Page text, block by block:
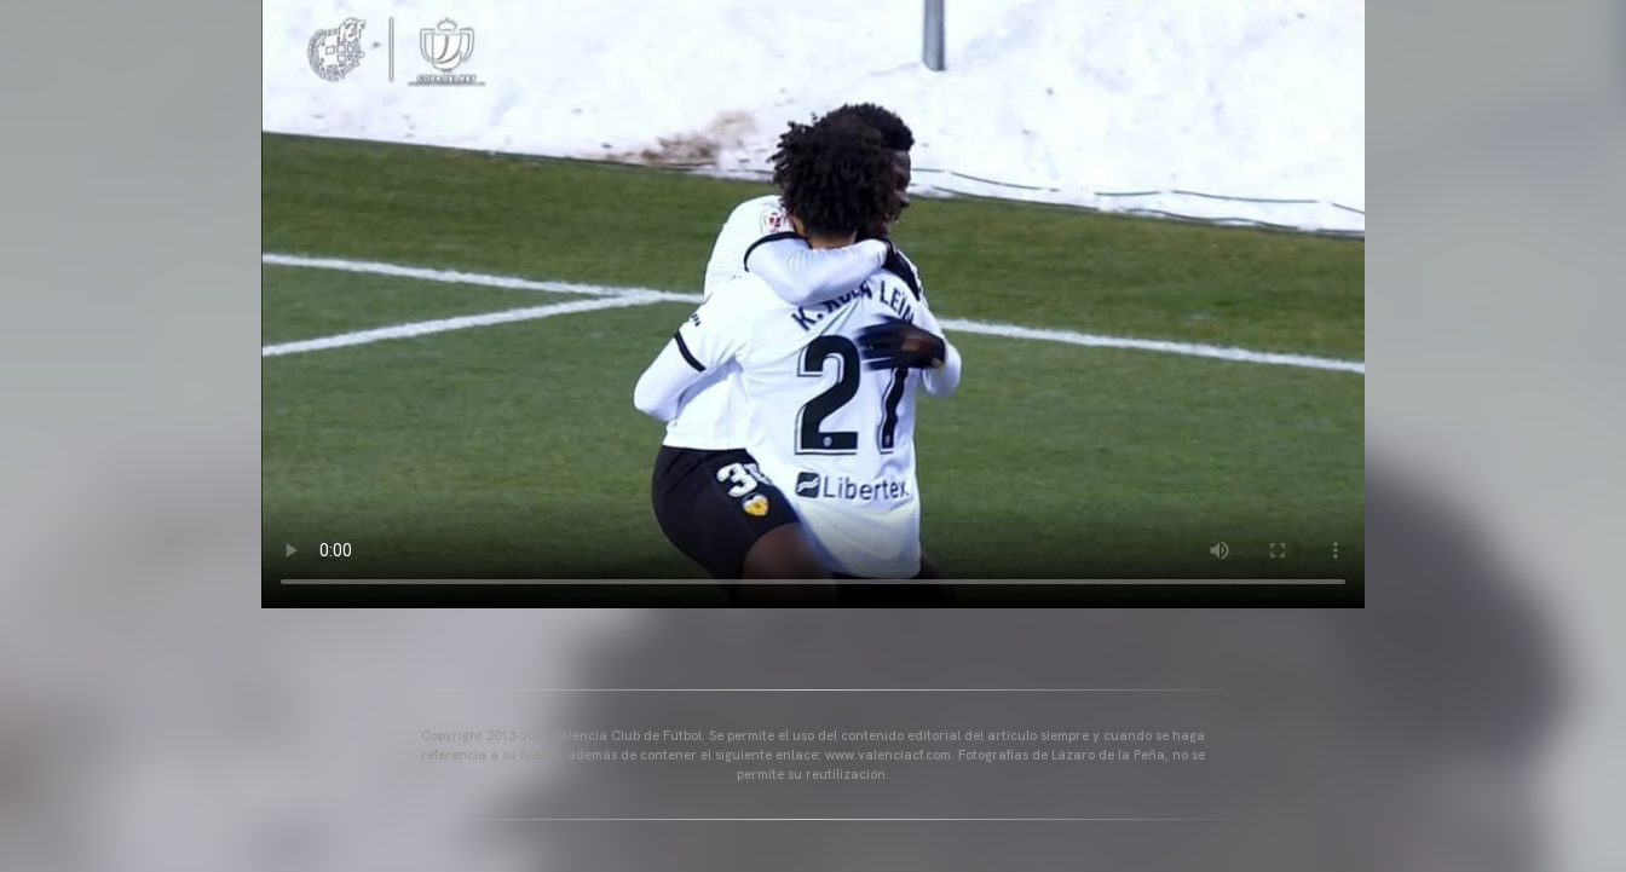
Copyright 2013-2025 Valencia Club de Fútbol. Se permite el uso del contenido editorial del artículo siempre y cuando se haga
referencia a su fuente, además de contener el siguiente enlace: www.valenciacf.com. Fotografías de Lázaro de la Peña, no se
permite su reutilización.